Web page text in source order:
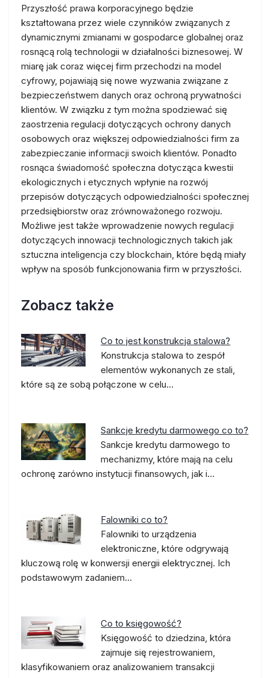
Przyszłość prawa korporacyjnego będzie
kształtowana przez wiele czynników związanych z
dynamicznymi zmianami w gospodarce globalnej oraz
rosnącą rolą technologii w działalności biznesowej. W
miarę jak coraz więcej firm przechodzi na model
cyfrowy, pojawiają się nowe wyzwania związane z
bezpieczeństwem danych oraz ochroną prywatności
klientów. W związku z tym można spodziewać się
zaostrzenia regulacji dotyczących ochrony danych
osobowych oraz większej odpowiedzialności firm za
zabezpieczanie informacji swoich klientów. Ponadto
rosnąca świadomość społeczna dotycząca kwestii
ekologicznych i etycznych wpłynie na rozwój
przepisów dotyczących odpowiedzialności społecznej
przedsiębiorstw oraz zrównoważonego rozwoju.
Możliwe jest także wprowadzenie nowych regulacji
dotyczących innowacji technologicznych takich jak
sztuczna inteligencja czy blockchain, które będą miały
wpływ na sposób funkcjonowania firm w przyszłości.
Zobacz także
Co to jest konstrukcja stalowa?
Konstrukcja stalowa to zespół
elementów wykonanych ze stali,
które są ze sobą połączone w celu…
Sankcje kredytu darmowego co to?
Sankcje kredytu darmowego to
mechanizmy, które mają na celu
ochronę zarówno instytucji finansowych, jak i…
Falowniki co to?
Falowniki to urządzenia
elektroniczne, które odgrywają
kluczową rolę w konwersji energii elektrycznej. Ich
podstawowym zadaniem…
Co to księgowość?
Księgowość to dziedzina, która
zajmuje się rejestrowaniem,
klasyfikowaniem oraz analizowaniem transakcji